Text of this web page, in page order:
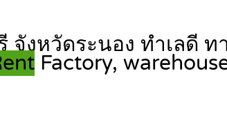
จังหวัดระนอง ทำเลดี
Factory,